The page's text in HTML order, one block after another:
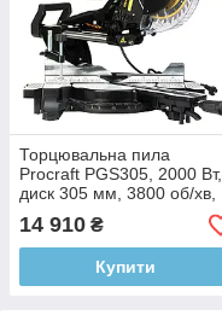
Торцювальна пила
Procraft PGS305, 2000 Вт,
диск 305 мм, 3800 об/хв,
пропил до 105×330 мм,
лазер 650 нм
14 910 ₴
Купити